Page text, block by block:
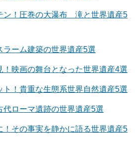
ン！圧巻の大瀑布 滝と世界遺産5
ラーム建築の世界遺産5選
！映画の舞台となった世界遺産4選
ト！貴重な生態系世界自然遺産5選
代ローマ遺跡の世界遺産5選
！その事実を静かに語る世界遺産5